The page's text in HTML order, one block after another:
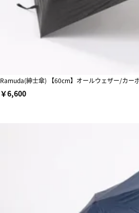
Ramuda(紳士傘) 【60cm】オールウェザー/カー
￥6,600